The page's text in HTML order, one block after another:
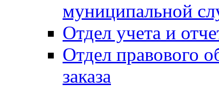
муниципальной
Отдел учета и
Отдел правового
заказа